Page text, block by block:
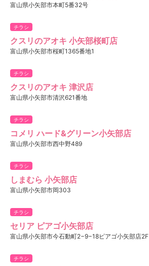
富山県小矢部市本町5番32号
チラシ
クスリのアオキ 小矢部桜町店
富山県小矢部市桜町1365番地1
チラシ
クスリのアオキ 津沢店
富山県小矢部市清沢621番地
チラシ
コメリ ハード&グリーン小矢部店
富山県小矢部市西中野489
チラシ
しまむら 小矢部店
富山県小矢部市岡303
チラシ
セリア ピアゴ小矢部店
富山県小矢部市今石動町2−9−18ピアゴ小矢部店2F
チラシ